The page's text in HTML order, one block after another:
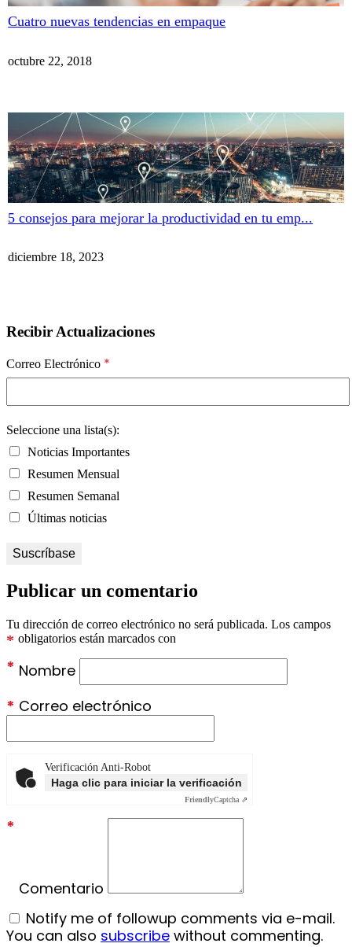
Cuatro nuevas tendencias en empaque
octubre 22, 2018
5 consejos para mejorar la productividad en tu emp...
diciembre 18, 2023
Recibir Actualizaciones
Correo Electrónico *
Seleccione una lista(s):
Noticias Importantes
Resumen Mensual
Resumen Semanal
Últimas noticias
Publicar un comentario
Tu dirección de correo electrónico no será publicada. Los campos
obligatorios están marcados con
*
Nombre
*
Correo electrónico
*
Verificación Anti-Robot
Haga clic para iniciar la verificación
FriendlyCaptcha ⇗
Comentario
*
Notify me of followup comments via e-mail.
You can also subscribe without commenting.